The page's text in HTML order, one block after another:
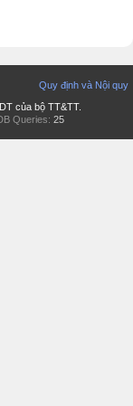
Quy định và Nội quy
của bộ TT&TT.
Queries: 25